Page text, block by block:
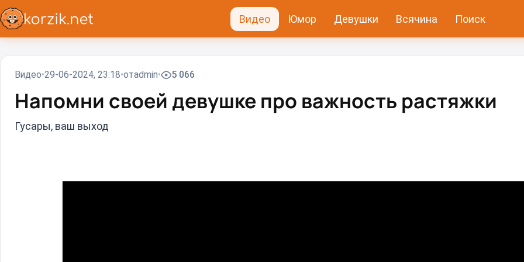
Видео Юмор Девушки Всячина Поиск
Видео 29-06-2024, 23:18 отadmin 5 066
Напомни своей девушке про важность растяжки
Гусары, ваш выход